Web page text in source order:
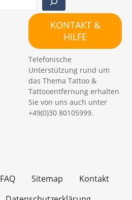
KONTAKT &
HILFE
Telefonische
Unterstützung rund um
das Thema Tattoo &
Tattooentfernung erhalten
Sie von uns auch unter
+49(0)30 80105999.
FAQ Sitemap
Kontakt